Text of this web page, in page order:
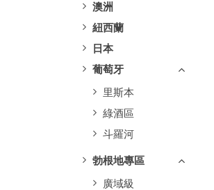
澳洲
紐西蘭
日本
葡萄牙
里斯本
綠酒區
斗羅河
勃根地專區
廣域級